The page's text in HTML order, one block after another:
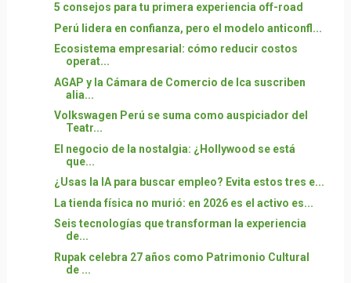
5 consejos para tu primera experiencia off-road
Perú lidera en confianza, pero el modelo anticonfl...
Ecosistema empresarial: cómo reducir costos
operat...
AGAP y la Cámara de Comercio de Ica suscriben
alia...
Volkswagen Perú se suma como auspiciador del
Teatr...
El negocio de la nostalgia: ¿Hollywood se está
que...
¿Usas la IA para buscar empleo? Evita estos tres e...
La tienda física no murió: en 2026 es el activo es...
Seis tecnologías que transforman la experiencia
de...
Rupak celebra 27 años como Patrimonio Cultural
de ...